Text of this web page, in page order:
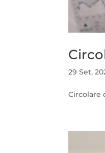
29 Set,
Circolare